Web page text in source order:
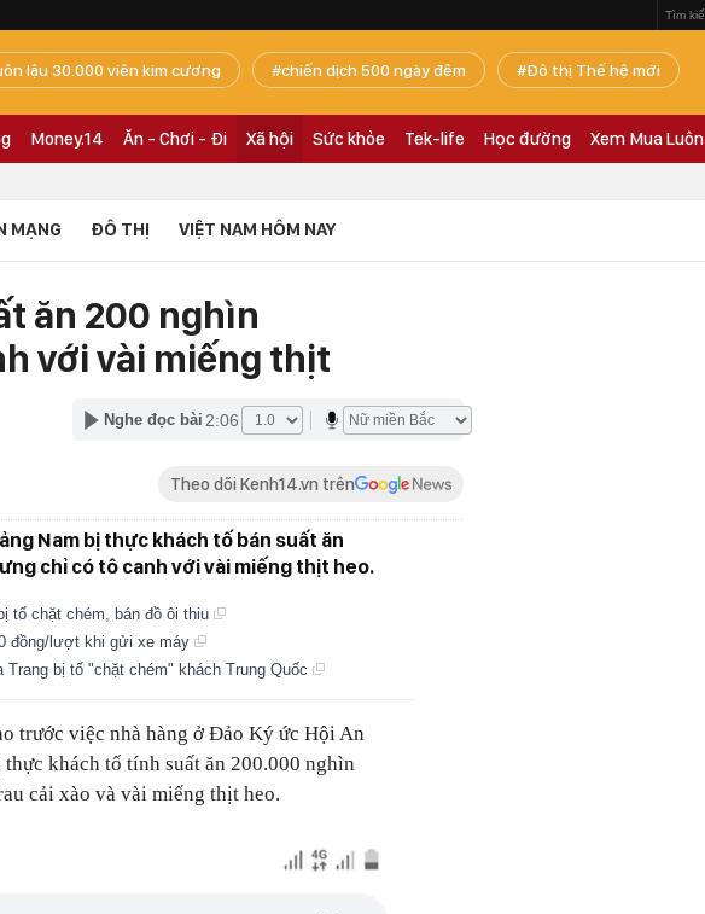
lậu 30.000 viên kim cương chiến dịch 500 ngày đêm Đô thị Thế hệ mới
Money.14 Ăn - Chơi - Đi Xã hội Sức khỏe Tek-life Học đường Xem Mua Luôn
MẠNG ĐÔ THỊ VIỆT NAM HÔM NAY
ăn 200 nghìn
với vài miếng thịt
Nghe đọc bài 2:06
Theo dõi Kenh14.vn trên
Nam bị thực khách tố bán suất ăn
chỉ có tô canh với vài miếng thịt heo.
tố chặt chém, bán đồ ôi thiu
đồng/lượt khi gửi xe máy
Trang bị tố "chặt chém" khách Trung Quốc
trước việc nhà hàng ở Đảo Ký ức Hội An
khách tố tính suất ăn 200.000 nghìn
cải xào và vài miếng thịt heo.